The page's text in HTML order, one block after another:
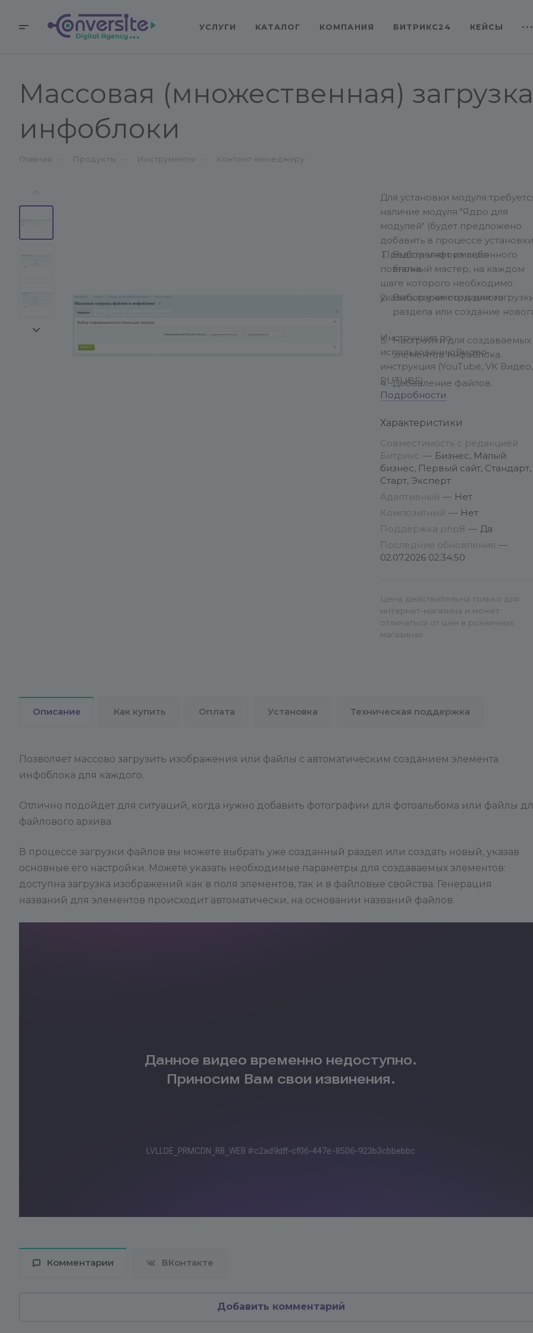
УСЛУГИ КАТАЛОГ КОМПАНИЯ БИТРИКС24 КЕЙСЫ
Массовая (множественная)
инфоблоки
Главная Продукты Инструменты Контент-менеджеру
Для установки модуля
наличие модуля "Ядро для
модулей" (будет предложено
добавить в процессе
Представляет из себя
поэтапный мастер, на каждом
шаге которого необходимо
указать параметры для
Выбор информационного
блока.
Выбор уже созданного
раздела или создание
Настройки для создаваемых
элементов инфоблока.
Добавление файлов.
файлами.
Инструкция по
использованиюВидео-
инструкция (YouTube, VK Видео,
RUTUBE)
Подробности
Характеристики
Совместимость с редакцией
Битрикс — Бизнес, Малый
бизнес, Первый сайт, Стандарт,
Старт, Эксперт
Адаптивный — Нет
Композитный — Нет
Поддержка php8 — Да
Последние обновления —
02.07.2026 02:34:50
Цена действительна только для
интернет-магазина и может
отличаться от цен в розничных
магазинах
Описание Как купить Оплата Установка Техническая поддержка
Позволяет массово загрузить изображения или файлы с автоматическим созданием элемента
инфоблока для каждого.
Отлично подойдет для ситуаций, когда нужно добавить фотографии для фотоальбома или файлы
файлового архива.
В процессе загрузки файлов вы можете выбрать уже созданный раздел или создать новый, указав
основные его настройки. Можете указать необходимые параметры для создаваемых элементов:
доступна загрузка изображений как в поля элементов, так и в файловые свойства. Генерация
названий для элементов происходит автоматически, на основании названий файлов.
Комментарии ВКонтакте
Добавить комментарий